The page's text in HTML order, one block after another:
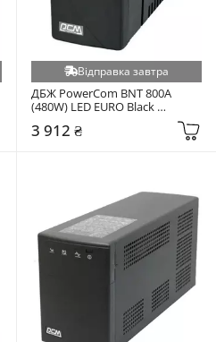
Відправка завтра
ДБЖ PowerCom BNT 800A
(480W) LED EURO Black
3 912 ₴